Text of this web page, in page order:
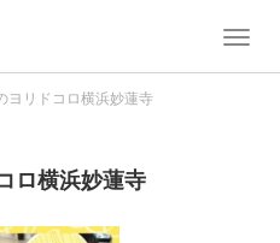
T
ヨリドコロ横浜妙蓮寺
ロ横浜妙蓮寺